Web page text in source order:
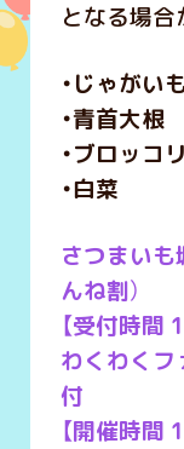
となる場合
・じゃが
・青首
・ブロッ
・白菜
さつまいも
んね割）
【受付時間
わくわく
付
【開催時間